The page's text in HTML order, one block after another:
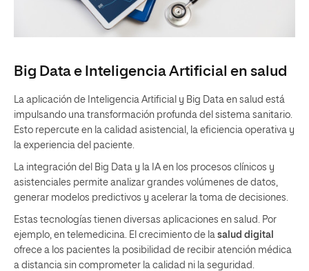
Big Data e Inteligencia Artificial en salud
La aplicación de Inteligencia Artificial y Big Data en salud está
impulsando una transformación profunda del sistema sanitario.
Esto repercute en la calidad asistencial, la eficiencia operativa y
la experiencia del paciente.
La integración del Big Data y la IA en los procesos clínicos y
asistenciales permite analizar grandes volúmenes de datos,
generar modelos predictivos y acelerar la toma de decisiones.
Estas tecnologías tienen diversas aplicaciones en salud. Por
ejemplo, en telemedicina. El crecimiento de la salud digital
ofrece a los pacientes la posibilidad de recibir atención médica
a distancia sin comprometer la calidad ni la seguridad.